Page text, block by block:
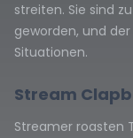
streiten. Sie sind
geworden, und
Situationen.
Stream
Streamer roasten